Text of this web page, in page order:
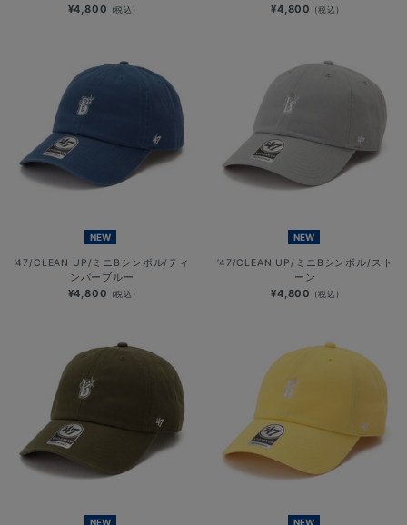
¥4,800 (税込) ¥4,800 (税込)
NEW
’47/CLEAN UP/ミニBシンボル/ティ
ンバーブルー
¥4,800 (税込)
NEW
’47/CLEAN UP/ミニBシンボル/スト
ーン
¥4,800 (税込)
NEW NEW